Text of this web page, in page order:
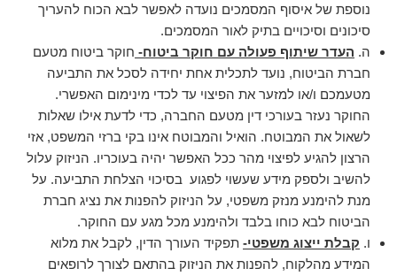
נוספת של איסוף המסמכים נועדה לאפשר לבא הכוח להעריך
סיכונים וסיכויים בתיק לאור המסמכים.
ה. העדר שיתוף פעולה עם חוקר ביטוח- חוקר ביטוח מטעם
חברת הביטוח, נועד לתכלית אחת יחידה לסכל את התביעה
מטעמכם ו/או למזער את הפיצוי עד לכדי מינימום האפשרי.
החוקר נעזר בעורכי דין מטעם החברה, כדי לדעת אילו שאלות
לשאול את המבוטח. הואיל והמבוטח אינו בקי ברזי המשפט, אזי
הרצון להגיע לפיצוי מהר ככל האפשר יהיה בעוכריו. הניזוק עלול
להשיב ולספק מידע שעשוי לפגוע בסיכוי הצלחת התביעה. על
מנת להימנע מנזק משפטי, על הניזוק להפנות את נציג חברת
הביטוח לבא כוחו בלבד ולהימנע מכל מגע עם החוקר.
ו. קבלת ייצוג משפטי- תפקיד העורך הדין, לקבל את מלוא
המידע מהלקוח, להפנות את הניזוק בהתאם לצורך לרופאים